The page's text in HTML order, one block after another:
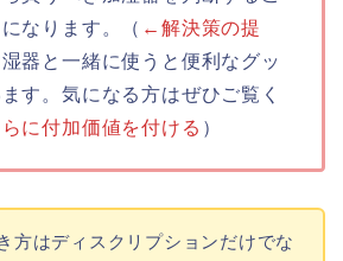
なります。（ ←解決策の提
器と一緒に使うと便利なグッ
す。気になる方はぜひご覧く
に付加価値を付ける ）
方はディスクリプションだけでな